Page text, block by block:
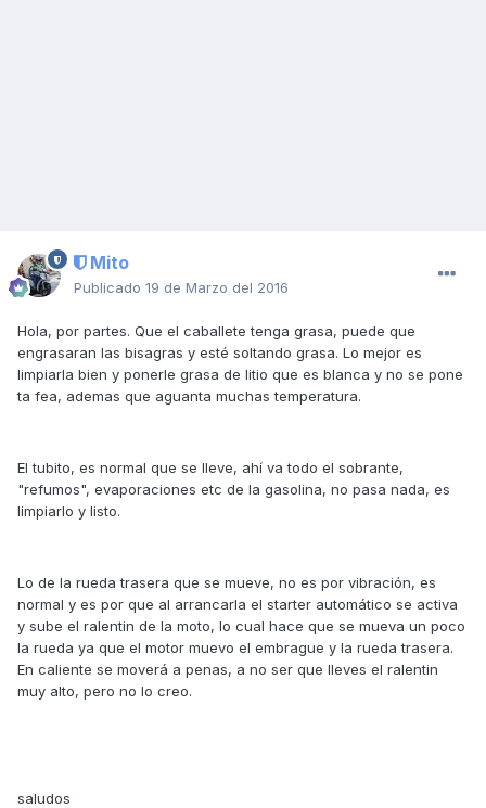
Mito
Publicado 19 de Marzo del 2016
Hola, por partes. Que el caballete tenga grasa, puede que
engrasaran las bisagras y esté soltando grasa. Lo mejor es
limpiarla bien y ponerle grasa de litio que es blanca y no se pone
ta fea, ademas que aguanta muchas temperatura.
El tubito, es normal que se lleve, ahí va todo el sobrante,
"refumos", evaporaciones etc de la gasolina, no pasa nada, es
limpiarlo y listo.
Lo de la rueda trasera que se mueve, no es por vibración, es
normal y es por que al arrancarla el starter automático se activa
y sube el ralentin de la moto, lo cual hace que se mueva un poco
la rueda ya que el motor muevo el embrague y la rueda trasera.
En caliente se moverá a penas, a no ser que lleves el ralentin
muy alto, pero no lo creo.
saludos